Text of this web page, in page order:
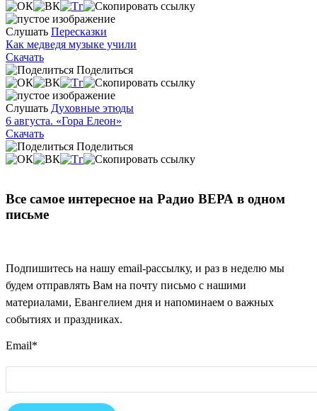
Слушать Пересказки
Как медведя музыке учили
Скачать
Поделиться
Слушать Духовные этюды
6 августа. «Гора Елеон»
Скачать
Поделиться
Все самое интересное на Радио ВЕРА в одном
письме
Подпишитесь на нашу email-рассылку, и раз в неделю мы
будем отправлять Вам на почту письмо с нашими
материалами, Евангелием дня и напоминаем о важных
событиях и праздниках.
Email*